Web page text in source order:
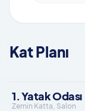
Kat Planı
1. Yatak Odası
Zemin Katta, Salon